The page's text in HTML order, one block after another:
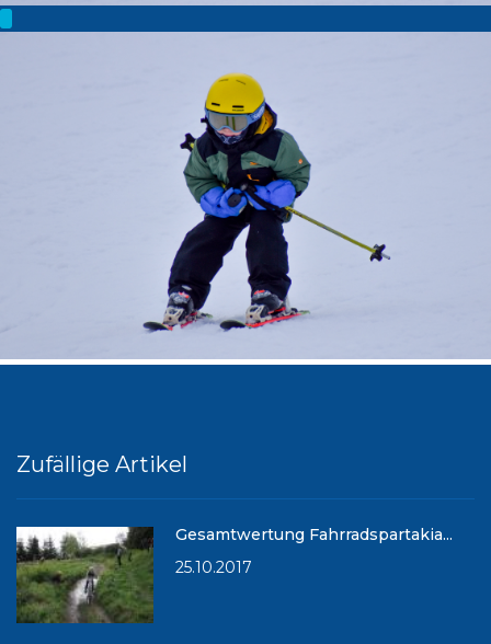
Zufällige Artikel
Gesamtwertung Fahrradspartakia...
25.10.2017